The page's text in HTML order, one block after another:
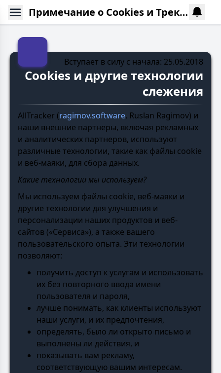
Примечание о Cookies и Трекинге
Вступает в силу с начала: 25.05.2018
Cookies и другие технологии
слежения
AllTracker (ragimov.software, Ruslan Ragimov) и
наши внешние партнеры, включая рекламных
и аналитических партнеров, используют
различные технологии, такие как файлы cookie
и веб-маяки, для сбора данных.
Какие технологии мы используем?
Мы используем файлы cookie, веб-маяки и
другие технологии для улучшения и
персонализации наших продуктов и веб-
сайтов («Сервиса»), а также вашего
пользовательского опыта. Эти технологии
позволяют:
получить доступ к услугам и использовать
их без повторного ввода имени
пользователя и пароля,
лучше понимать, как клиенты используют
наши услуги, и их предпочтения,
определять, было ли открыто письмо и
выполнены ли действия, и
показывать вам рекламу,
соответствующую вашим интересам.